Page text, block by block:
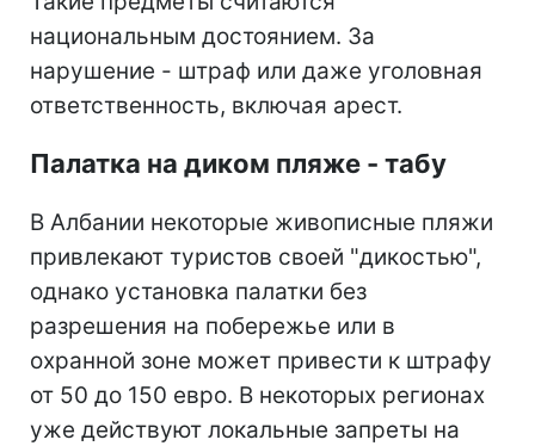
национальным достоянием. За
нарушение - штраф или даже уголовная
ответственность, включая арест.
Палатка на диком пляже - табу
В Албании некоторые живописные пляжи
привлекают туристов своей "дикостью",
однако установка палатки без
разрешения на побережье или в
охранной зоне может привести к штрафу
от 50 до 150 евро. В некоторых регионах
уже действуют локальные запреты на